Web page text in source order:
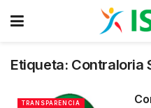
Etiqueta: Contraloria
TRANSPARENCIA